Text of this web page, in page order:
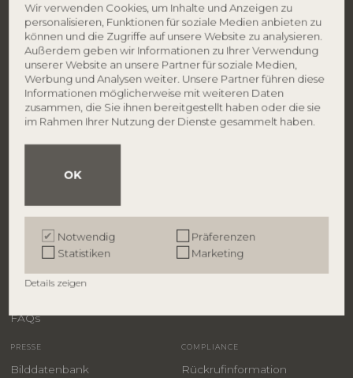
Wir verwenden Cookies, um Inhalte und Anzeigen zu
personalisieren, Funktionen für soziale Medien anbieten zu
können und die Zugriffe auf unsere Website zu analysieren.
Außerdem geben wir Informationen zu Ihrer Verwendung
unserer Website an unsere Partner für soziale Medien,
Werbung und Analysen weiter. Unsere Partner führen diese
Informationen möglicherweise mit weiteren Daten
zusammen, die Sie ihnen bereitgestellt haben oder die sie
im Rahmen Ihrer Nutzung der Dienste gesammelt haben.
OK
Notwendig
Präferenzen
Statistiken
Marketing
Details zeigen
DE: 27 91 90 81
info@bloomingville.com
MARKEN
Bloomingville
Creative Collection
Bloomingville MINI
ILLUME
Werden Sie Händler
Messen & Showrooms
Hospitality
Bauanleitungen
FAQs
PRESSE
Bilddatenbank
COMPLIANCE
Rückrufinformation